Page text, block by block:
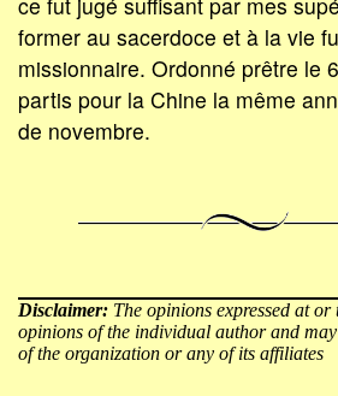
former au sacerdoce et à la vie
missionnaire. Ordonné prêtre le
partis pour la Chine la même
de novembre.
Disclaimer: The opinions expressed at
opinions of the individual author and
of the organization or any of its affiliates